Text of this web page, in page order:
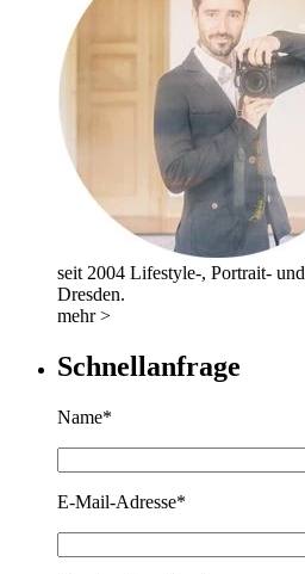
seit 2004 Lifestyle-, Portrait-
Dresden.
mehr >
Schnellanfrage
Name*
E-Mail-Adresse*